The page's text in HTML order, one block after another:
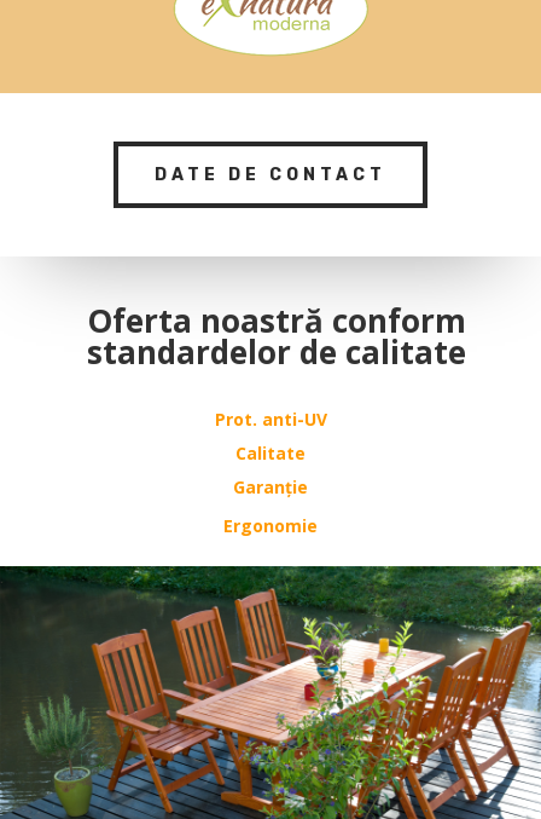
DATE DE CONTACT
Oferta noastră conform
standardelor de calitate
Prot. anti-UV
Calitate
Garanție
Ergonomie